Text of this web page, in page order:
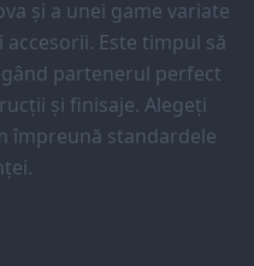
și a unei game variate
Este timpul să
partenerul perfect
și finisaje. Alegeți
împreună standardele